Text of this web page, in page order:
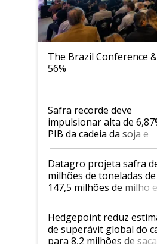
The Brazil Conference
56%
Safra recorde deve
impulsionar alta de
PIB da cadeia da soja e
biodiesel em 2026
Datagro projeta safra
milhões de toneladas
147,5 milhões de milho
2026/27
Hedgepoint reduz
de superávit global do
para 8,2 milhões de